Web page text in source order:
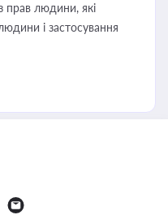
прав людини, які
і застосування